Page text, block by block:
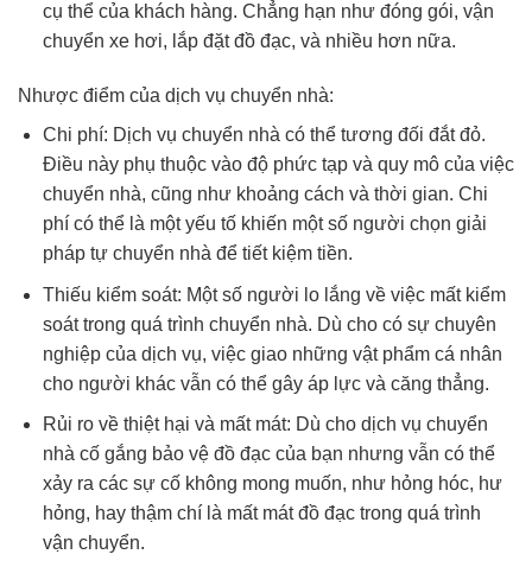
cụ thể của khách hàng. Chẳng hạn như đóng gói, vận
chuyển xe hơi, lắp đặt đồ đạc, và nhiều hơn nữa.
Nhược điểm của dịch vụ chuyển nhà:
Chi phí: Dịch vụ chuyển nhà có thể tương đối đắt đỏ.
Điều này phụ thuộc vào độ phức tạp và quy mô của việc
chuyển nhà, cũng như khoảng cách và thời gian. Chi
phí có thể là một yếu tố khiến một số người chọn giải
pháp tự chuyển nhà để tiết kiệm tiền.
Thiếu kiểm soát: Một số người lo lắng về việc mất kiểm
soát trong quá trình chuyển nhà. Dù cho có sự chuyên
nghiệp của dịch vụ, việc giao những vật phẩm cá nhân
cho người khác vẫn có thể gây áp lực và căng thẳng.
Rủi ro về thiệt hại và mất mát: Dù cho dịch vụ chuyển
nhà cố gắng bảo vệ đồ đạc của bạn nhưng vẫn có thể
xảy ra các sự cố không mong muốn, như hỏng hóc, hư
hỏng, hay thậm chí là mất mát đồ đạc trong quá trình
vận chuyển.